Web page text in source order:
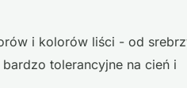
i kolorów liści - od
tolerancyjne na cień i